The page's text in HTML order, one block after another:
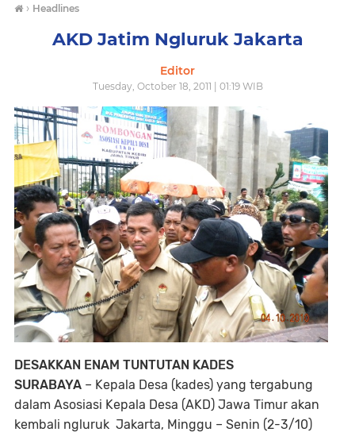
› Headlines
AKD Jatim Ngluruk Jakarta
Editor
Tuesday, October 18, 2011 | 01:19 WIB
DESAKKAN ENAM TUNTUTAN KADES
SURABAYA – Kepala Desa (kades) yang tergabung
dalam Asosiasi Kepala Desa (AKD) Jawa Timur akan
kembali ngluruk Jakarta, Minggu – Senin (2-3/10)